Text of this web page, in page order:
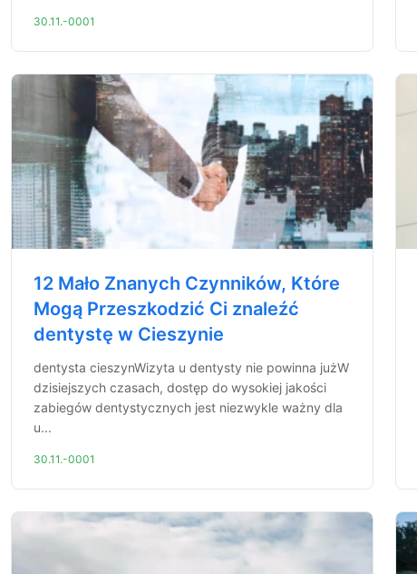
30.11.-0001
12 Mało Znanych Czynników, Które
Mogą Przeszkodzić Ci znaleźć
dentystę w Cieszynie
dentysta cieszynWizyta u dentysty nie powinna jużW
dzisiejszych czasach, dostęp do wysokiej jakości
zabiegów dentystycznych jest niezwykle ważny dla
u...
30.11.-0001